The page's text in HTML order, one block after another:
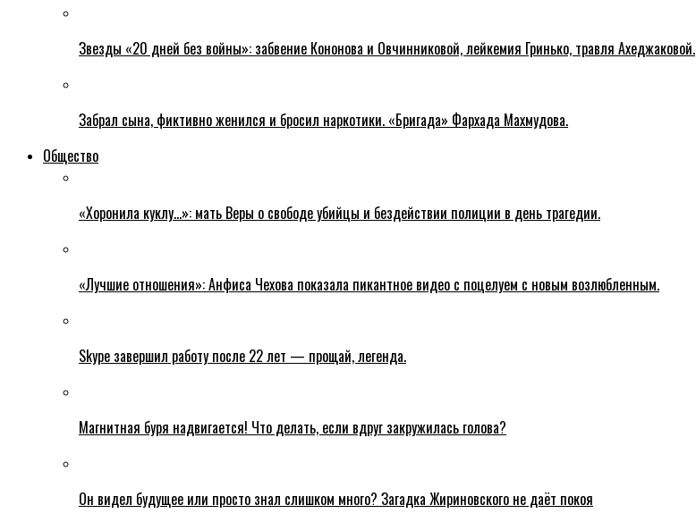
Звезды «20 дней без войны»: забвение Кононова и Овчинниковой, лейкемия Гринько, травля Ахеджаковой.
Забрал сына, фиктивно женился и бросил наркотики. «Бригада» Фархада Махмудова.
Общество
«Хоронила куклу…»: мать Веры о свободе убийцы и бездействии полиции в день трагедии.
«Лучшие отношения»: Анфиса Чехова показала пикантное видео с поцелуем с новым возлюбленным.
Skype завершил работу после 22 лет — прощай, легенда.
Магнитная буря надвигается! Что делать, если вдруг закружилась голова?
Он видел будущее или просто знал слишком много? Загадка Жириновского не даёт покоя